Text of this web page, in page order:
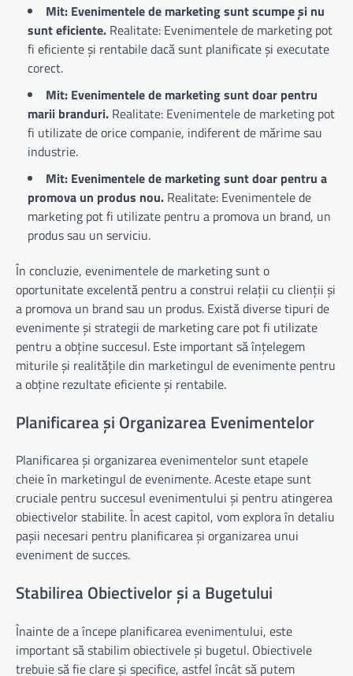
Mit: Evenimentele de marketing sunt scumpe și nu
sunt eficiente. Realitate: Evenimentele de marketing pot
fi eficiente și rentabile dacă sunt planificate și executate
corect.
Mit: Evenimentele de marketing sunt doar pentru
marii branduri. Realitate: Evenimentele de marketing pot
fi utilizate de orice companie, indiferent de mărime sau
industrie.
Mit: Evenimentele de marketing sunt doar pentru a
promova un produs nou. Realitate: Evenimentele de
marketing pot fi utilizate pentru a promova un brand, un
produs sau un serviciu.
În concluzie, evenimentele de marketing sunt o
oportunitate excelentă pentru a construi relații cu clienții și
a promova un brand sau un produs. Există diverse tipuri de
evenimente și strategii de marketing care pot fi utilizate
pentru a obține succesul. Este important să înțelegem
miturile și realitățile din marketingul de evenimente pentru
a obține rezultate eficiente și rentabile.
Planificarea și Organizarea Evenimentelor
Planificarea și organizarea evenimentelor sunt etapele
cheie în marketingul de evenimente. Aceste etape sunt
cruciale pentru succesul evenimentului și pentru atingerea
obiectivelor stabilite. În acest capitol, vom explora în detaliu
pașii necesari pentru planificarea și organizarea unui
eveniment de succes.
Stabilirea Obiectivelor și a Bugetului
Înainte de a începe planificarea evenimentului, este
important să stabilim obiectivele și bugetul. Obiectivele
trebuie să fie clare și specifice, astfel încât să putem